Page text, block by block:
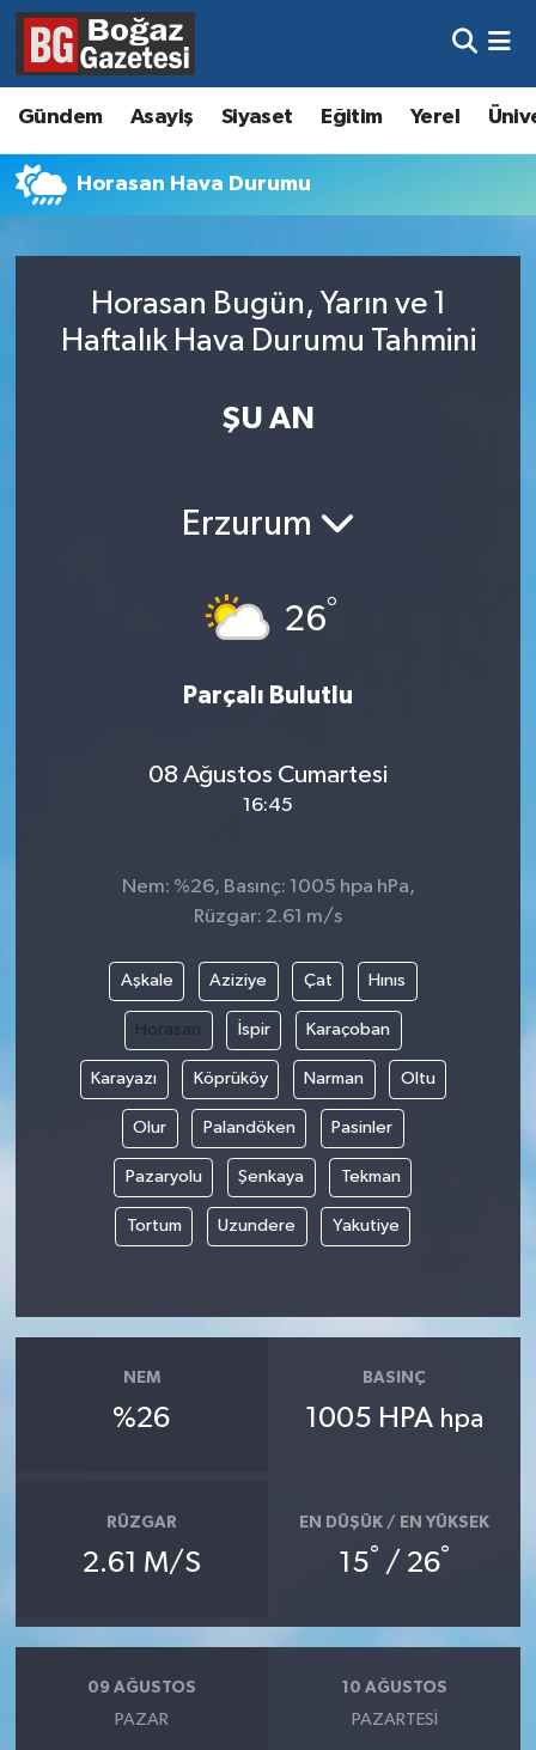
Gündem Asayiş Siyaset Eğitim Yerel
Horasan Hava Durumu
Horasan Bugün, Yarın ve 1
Haftalık Hava Durumu Tahmini
ŞU AN
Erzurum
26°
Parçalı Bulutlu
08 Ağustos Cumartesi
16:45
Nem: %26, Basınç: 1005 hpa hPa,
Rüzgar: 2.61 m/s
Aşkale Aziziye Çat Hınıs
Horasan İspir Karaçoban
Karayazı Köprüköy Narman Oltu
Olur Palandöken Pasinler
Pazaryolu Şenkaya Tekman
Tortum Uzundere Yakutiye
NEM
%26
BASINÇ
1005 HPA hpa
RÜZGAR
2.61 M/S
EN DÜŞÜK / EN YÜKSEK
15° / 26°
09 AĞUSTOS
PAZAR
10 AĞUSTOS
PAZARTESI
Asayiş
Eğitim
Ekonomi
Kültür ve Sanat
Hava Durumu
Trafik Durumu
Süper Lig Puan Durumu ve Fikstür
Son Dakika Haberleri